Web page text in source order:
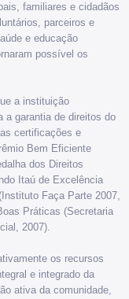
familiares e cidadãos
parceiros e
e educação
possível os
a instituição
a garantia de direitos do
certificações e
Bem Eficiente
dos Direitos
Itaú de Excelência
Faça Parte 2007,
Práticas (Secretaria
2007).
os recursos
e integrado da
ativa da comunidade,